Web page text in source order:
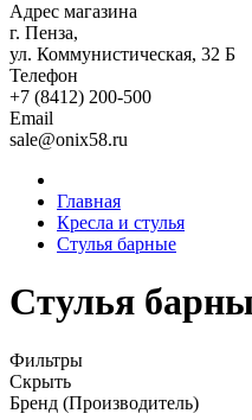
Адрес магазина
г. Пенза,
ул. Коммунистическая, 32 Б
Телефон
+7 (8412) 200-500
Email
sale@onix58.ru
Главная
Кресла и стулья
Стулья барные
Стулья
Фильтры
Скрыть
Бренд (Производитель)